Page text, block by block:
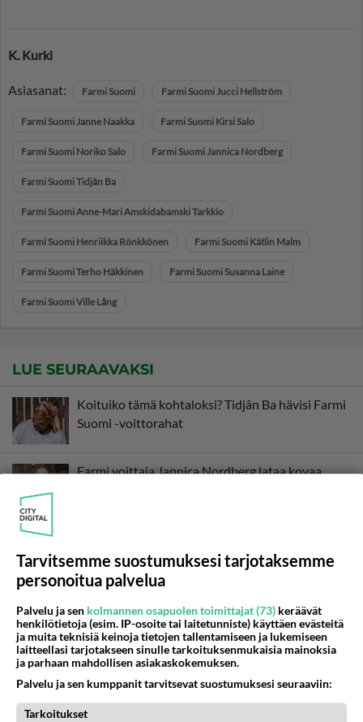
K. Kurki
Asiasanat: Farmi Suomi Farmi Suomi Jucci Hellström
Farmi Suomi Janne Naakka Farmi Suomi Kirsi Salo
Farmi Suomi Noriko Salo Farmi Suomi Jannica Nordberg
Farmi Suomi Tidjân Ba
Farmi Suomi Anne-Mari Amskidabamski Tarkkio
Farmi Suomi Henriikka Rönkkönen Farmi Suomi Kätlin Malm
Farmi Suomi Terho Häkkinen Farmi Suomi Susanna Laine
Farmi Suomi Ville Lång
LUE SEURAAVAKSI
Koituiko tämä kohtaloksi? Tidjân Ba hävisi Farmi
Suomi -voittorahat
Farmi voittaja Jannica Nordberg lataa kovaa
avaa sanaisen arkkunsa Frederikin
"kostokakasta"
Tätä et nähnyt tv:ssä: Frederik paljastaa - Totuus
"haisevasta jäynästä" pehtoorille Farmilla
Farmi Suomi: Kokeeko Frederik, 81, saman
Tarvitsemme suostumuksesi tarjotaksemme
personoitua palvelua
Palvelu ja sen kolmannen osapuolen toimittajat (73) keräävät
henkilötietoja (esim. IP-osoite tai laitetunniste) käyttäen evästeitä
ja muita teknisiä keinoja tietojen tallentamiseen ja lukemiseen
laitteellasi tarjotakseen sinulle tarkoituksenmukaisia mainoksia
ja parhaan mahdollisen asiakaskokemuksen.
Palvelu ja sen kumppanit tarvitsevat suostumuksesi seuraaviin:
Tarkoitukset